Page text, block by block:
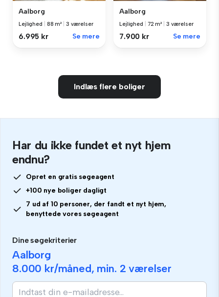
Aalborg
Lejlighed 88 m² 3 værelser
6.995 kr Se mere
Aalborg
Lejlighed 72 m² 3 værelser
7.900 kr Se mere
Indlæs flere boliger
Har du ikke fundet et nyt hjem
endnu?
Opret en gratis søgeagent
+100 nye boliger dagligt
7 ud af 10 personer, der fandt et nyt hjem,
benyttede vores søgeagent
Dine søgekriterier
Aalborg
8.000 kr/måned, min. 2 værelser